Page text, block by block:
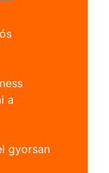
a
gyorsan